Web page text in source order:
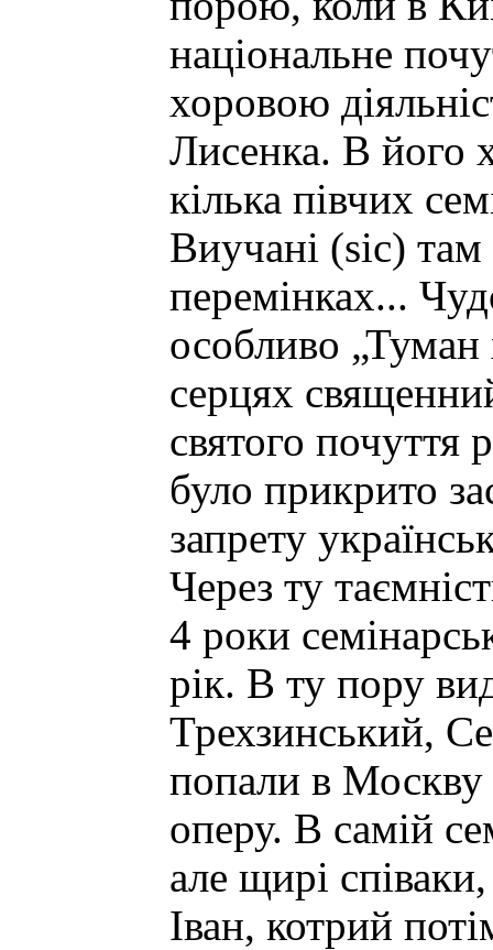
національне
хоровою
Лисенка. В його
кілька півчих
Виучані (sic) там
перемінках...
особливо
серцях
святого почуття
було прикрито
запрету
Через ту
4 роки
рік. В ту пору
Трехзинський,
попали в Москву
оперу. В самій
але щирі
Іван, котрий